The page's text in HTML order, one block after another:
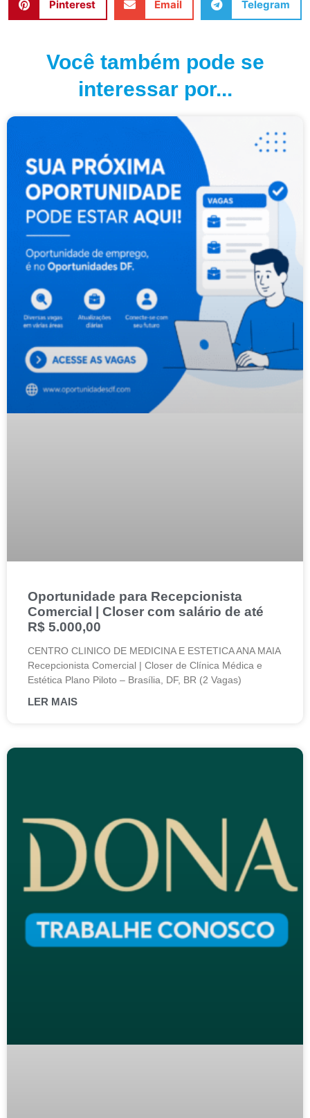
Pinterest Email Telegram
Você também pode se
interessar por...
Oportunidade para Recepcionista
Comercial | Closer com salário de até
R$ 5.000,00
CENTRO CLINICO DE MEDICINA E ESTETICA ANA MAIA
Recepcionista Comercial | Closer de Clínica Médica e
Estética Plano Piloto – Brasília, DF, BR (2 Vagas)
LER MAIS